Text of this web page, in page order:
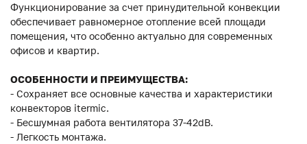
Функционирование за счет принудительной конвекции
обеспечивает равномерное отопление всей площади
помещения, что особенно актуально для современных
офисов и квартир.
ОСОБЕННОСТИ И ПРЕИМУЩЕСТВА:
- Сохраняет все основные качества и характеристики
конвекторов itermic.
- Бесшумная работа вентилятора 37-42dB.
- Легкость монтажа.